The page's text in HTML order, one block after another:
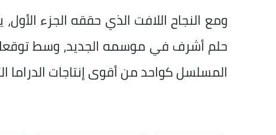
ومع النجاح اللافت الذي حققه الجزء
حلم أشرف في موسمه الجديد، وسط توقعات
المسلسل كواحد من أقوى إنتاجات الدراما